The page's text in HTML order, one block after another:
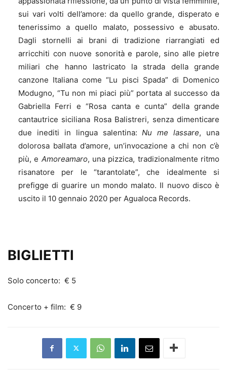
sui vari volti dell’amore: da quello grande, disperato e
tenerissimo a quello malato, possessivo e abusato.
Dagli stornelli ai brani di tradizione riarrangiati ed
arricchiti con nuove sonorità e parole, sino alle pietre
miliari che hanno lastricato la strada della grande
canzone Italiana come “Lu pisci Spada” di Domenico
Modugno, “Tu non mi piaci più” portata al successo da
Gabriella Ferri e “Rosa canta e cunta” della grande
cantautrice siciliana Rosa Balistreri, senza dimenticare
due inediti in lingua salentina:Nu me lassare, una
dolorosa ballata d’amore, un’invocazione a chi non c’è
più, e Amoreamaro, una pizzica, tradizionalmente ritmo
risanatore per le “tarantolate”, che idealmente si
prefigge di guarire un mondo malato. Il nuovo disco è
uscito il 10 gennaio 2020 per Agualoca Records.
BIGLIETTI
Solo concerto: € 5
Concerto + film: € 9